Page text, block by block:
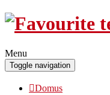
Menu
Toggle navigation
Domus